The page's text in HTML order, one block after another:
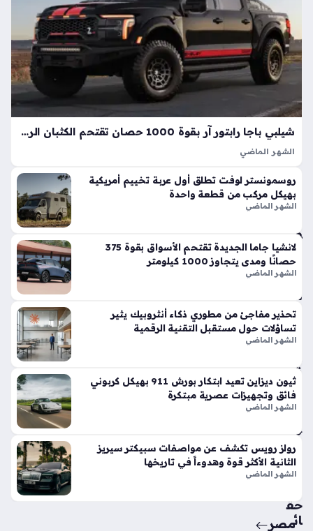
سي
ارة
الك
ة
الأك
اعت
دي
ة
فو
قاً
في
الأ
س
وا
ق
الح
ة
منذ
أسب
وع
واح
حق
ائ
شيلبي باجا رابتور آر بقوة 1000 حصان تقتحم الكثبان الرملية بأداء خارق
الشهر الماضي
المفرطة التي تكسر حواجز الأداء التقليدية في شاحنات البيك أب، إذ
ارتقت بهذه الفئة إلى مستويات غير مسبوقة بفضل تعديلات…
روسمونستر لوفت تطلق أول عربة تخييم أمريكية
بهيكل مركب من قطعة واحدة
الشهر الماضي
لانشيا جاما الجديدة تقتحم الأسواق بقوة 375
حصانًا ومدى يتجاوز 1000 كيلومتر
الشهر الماضي
تحذير مفاجئ من مطوري ذكاء أنثروبيك يثير
تساؤلات حول مستقبل التقنية الرقمية
الشهر الماضي
ثيون ديزاين تعيد ابتكار بورش 911 بهيكل كربوني
فائق وتجهيزات عصرية مبتكرة
الشهر الماضي
رولز رويس تكشف عن مواصفات سبيكتر سيريز
الثانية الأكثر قوة وهدوءاً في تاريخها
الشهر الماضي
مصر